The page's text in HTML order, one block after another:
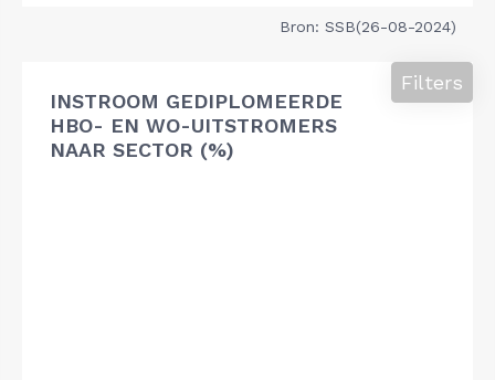
Bron: SSB(26-08-2024)
INSTROOM GEDIPLOMEERDE
HBO- EN WO-UITSTROMERS
NAAR SECTOR (%)
Filters